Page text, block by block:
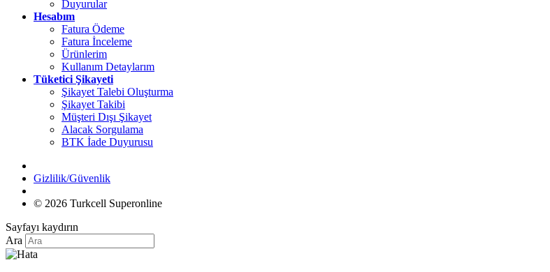
Duyurular
Hesabım
Fatura Ödeme
Fatura İnceleme
Ürünlerim
Kullanım Detaylarım
Tüketici Şikayeti
Şikayet Talebi Oluşturma
Şikayet Takibi
Müşteri Dışı Şikayet
Alacak Sorgulama
BTK İade Duyurusu
Gizlilik/Güvenlik
© 2026 Turkcell Superonline
Sayfayı kaydırın
Ara